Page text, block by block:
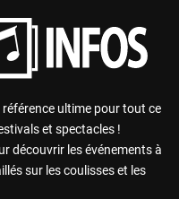
référence ultime pour tout ce
et spectacles !
découvrir les événements à
sur les coulisses et les